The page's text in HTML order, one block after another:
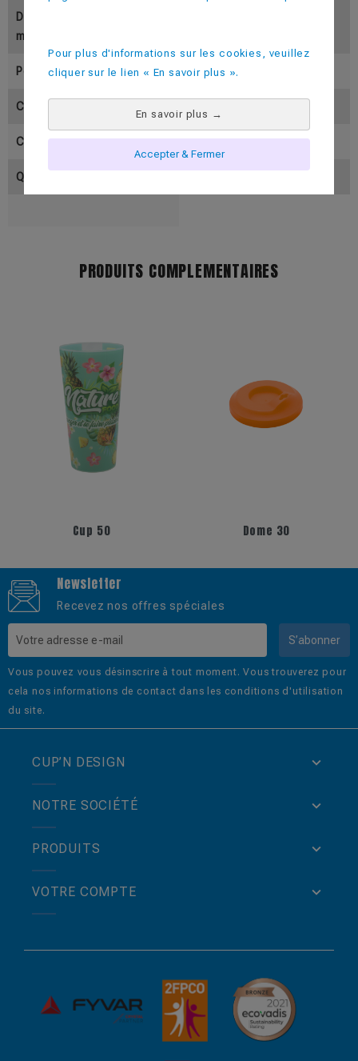
Diamètre Supérieur (En M
M)
Poids (En Gramme) 30
Contenance Utile ( En Cl)
Contenance Pleine (En Cl) 33
Quantité Par Colis
PRODUITS COMPLEMENTAIRES
Cup 50 Dome 30
Newsletter
Recevez nos offres spéciales
S’abonner
Vous pouvez vous désinscrire à tout moment. Vous trouverez pour
cela nos informations de contact dans les conditions d'utilisation
du site.
CUP’N DESIGN
NOTRE SOCIÉTÉ
PRODUITS
VOTRE COMPTE
Pour plus d'informations sur les cookies, veuillez
cliquer sur le lien « En savoir plus ».
En savoir plus →
Accepter & Fermer